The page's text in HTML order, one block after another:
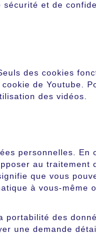
et de
des cookies
de Youtube.
des vidéos.
personnelles.
au traitement
que vous
à vous-même
des
une demande